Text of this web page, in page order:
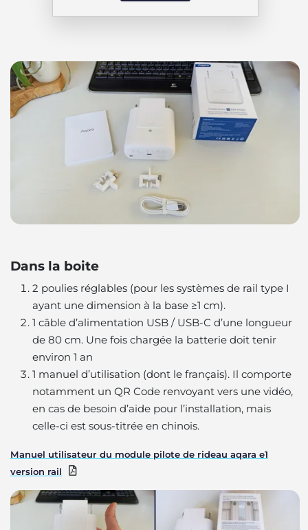
Dans la boite
2 poulies réglables (pour les systèmes de rail type I
ayant une dimension à la base ≥1 cm).
1 câble d’alimentation USB / USB-C d’une longueur
de 80 cm. Une fois chargée la batterie doit tenir
environ 1 an
1 manuel d’utilisation (dont le français). Il comporte
notamment un QR Code renvoyant vers une vidéo,
en cas de besoin d’aide pour l’installation, mais
celle-ci est sous-titrée en chinois.
Manuel utilisateur du module pilote de rideau aqara e1
version rail